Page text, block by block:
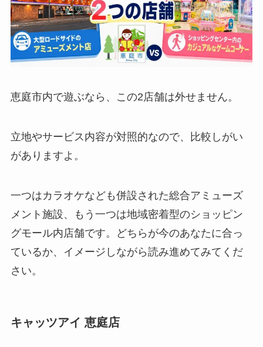
恵庭市内で遊ぶなら、この2店舗は外せません。
立地やサービス内容が対照的なので、比較しがい
がありますよ。
一つはカラオケなども併設された総合アミューズ
メント施設、もう一つは地域密着型のショッピン
グモール内店舗です。どちらが今のあなたに合っ
ているか、イメージしながら読み進めてみてくだ
さい。
キャッツアイ 恵庭店